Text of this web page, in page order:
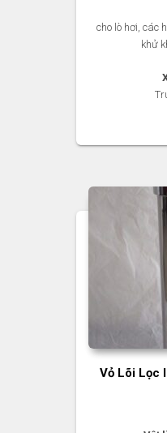
cho lò hơi, các
khử
Vỏ Lõi Lọc